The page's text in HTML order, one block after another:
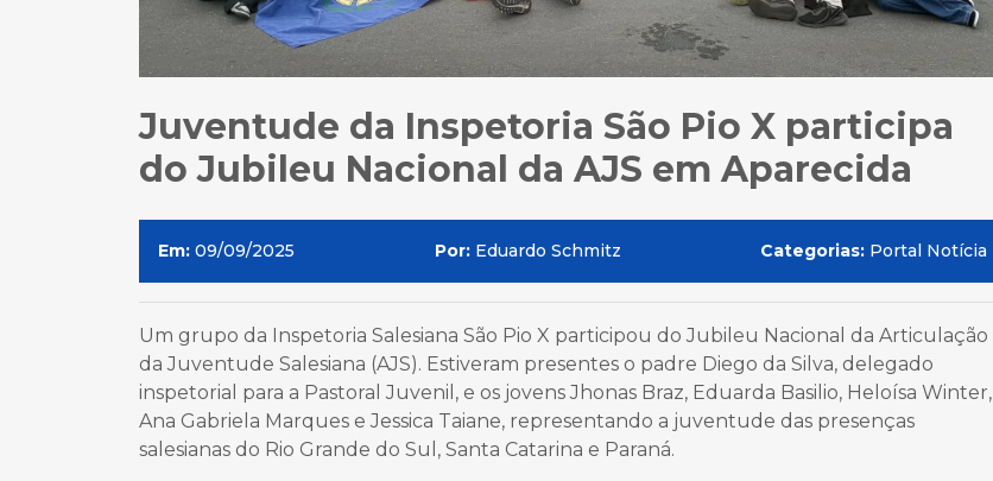
Juventude da Inspetoria São Pio X participa
do Jubileu Nacional da AJS em Aparecida
Em: 09/09/2025 Por: Eduardo Schmitz Categorias: Portal Notícia
Um grupo da Inspetoria Salesiana São Pio X participou do Jubileu Nacional da Articulação
da Juventude Salesiana (AJS). Estiveram presentes o padre Diego da Silva, delegado
inspetorial para a Pastoral Juvenil, e os jovens Jhonas Braz, Eduarda Basilio, Heloísa Winter,
Ana Gabriela Marques e Jessica Taiane, representando a juventude das presenças
salesianas do Rio Grande do Sul, Santa Catarina e Paraná.